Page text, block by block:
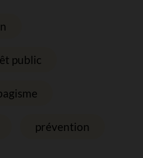
public
prévention